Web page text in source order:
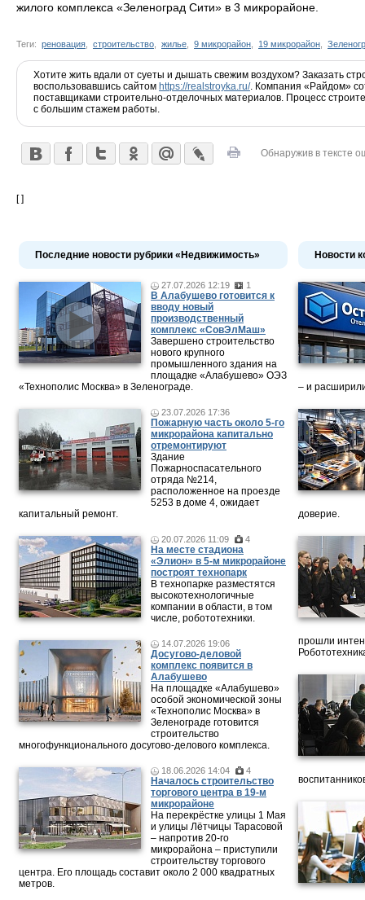
жилого комплекса «Зеленоград Сити» в 3 микрорайоне.
Теги: реновация строительство жилье 9 микрорайон 19 микрорайон
Хотите жить вдали от суеты и дышать свежим воздухом? Заказать
воспользовавшись сайтом https://realstroyka.ru/. Компания «Райдом»
поставщиками строительно-отделочных материалов. Процесс
с большим стажем работы.
Обнаружив в тексте
[ ]
Последние новости рубрики «Недвижимость»
27.07.2026 12:19 1
В Алабушево готовится к
вводу новый
производственный
комплекс «СовЭлМаш»
Завершено строительство
нового крупного
промышленного здания на
площадке «Алабушево» ОЭЗ
«Технополис Москва» в Зеленограде.
23.07.2026 17:36
Пожарную часть около 5-го
микрорайона капитально
отремонтируют
Здание
Пожарноспасательного
отряда №214,
расположенное на проезде
5253 в доме 4, ожидает
капитальный ремонт.
20.07.2026 11:09 4
На месте стадиона
«Элион» в 5-м микрорайоне
построят технопарк
В технопарке разместятся
высокотехнологичные
компании в области, в том
числе, робототехники.
14.07.2026 19:06
Досугово-деловой
комплекс появится в
Алабушево
На площадке «Алабушево»
особой экономической зоны
«Технополис Москва» в
Зеленограде готовится
строительство
многофункционального досугово-делового комплекса.
18.06.2026 14:04 4
Началось строительство
торгового центра в 19-м
микрорайоне
На перекрёстке улицы 1 Мая
и улицы Лётчицы Тарасовой
– напротив 20‑го
микрорайона – приступили
строительству торгового
центра. Его площадь составит около 2 000 квадратных
метров.
Новости
– и
доверие.
прошли